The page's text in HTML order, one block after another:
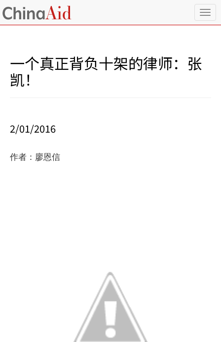
T
o
一个真正背负十架的律师：张
凯！
2/01/2016
作者：廖恩信